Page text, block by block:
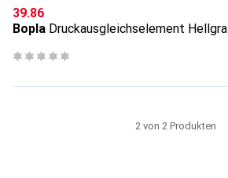
CHF
39.86
Bopla Druckausgleichselement Hellgra
2 von 2 Produkten